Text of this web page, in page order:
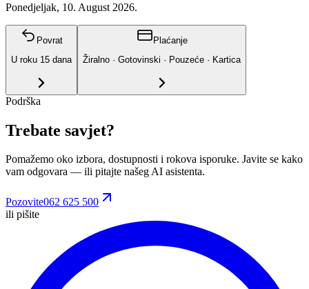
Ponedjeljak, 10. August 2026.
Povrat
U roku 15 dana
Plaćanje
Žiralno · Gotovinski · Pouzeće · Kartica
Podrška
Trebate savjet?
Pomažemo oko izbora, dostupnosti i rokova isporuke. Javite se kako
vam odgovara — ili pitajte našeg AI asistenta.
Pozovite062 625 500
ili pišite